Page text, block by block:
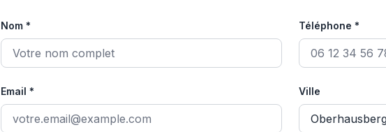
Nom * Téléphone *
Email * Ville